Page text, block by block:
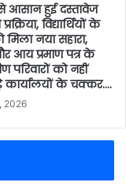
आसान हुई दस्तावेज
विद्यार्थियों के
मिला नया सहारा,
आय प्रमाण पत्र के
परिवारों को नहीं
कार्यालयों के चक्कर….
2026